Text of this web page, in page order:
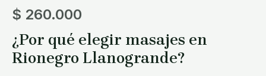
$ 260.000
¿Por qué elegir masajes en
Rionegro Llanogrande?